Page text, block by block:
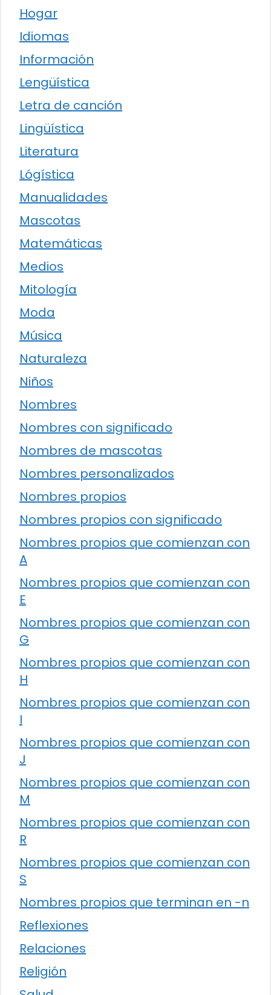
Hogar
Idiomas
Información
Lengüística
Letra de canción
Lingüística
Literatura
Lógística
Manualidades
Mascotas
Matemáticas
Medios
Mitología
Moda
Música
Naturaleza
Niños
Nombres
Nombres con significado
Nombres de mascotas
Nombres personalizados
Nombres propios
Nombres propios con significado
Nombres propios que comienzan con
A
Nombres propios que comienzan con
E
Nombres propios que comienzan con
G
Nombres propios que comienzan con
H
Nombres propios que comienzan con
I
Nombres propios que comienzan con
J
Nombres propios que comienzan con
M
Nombres propios que comienzan con
R
Nombres propios que comienzan con
S
Nombres propios que terminan en -n
Reflexiones
Relaciones
Religión